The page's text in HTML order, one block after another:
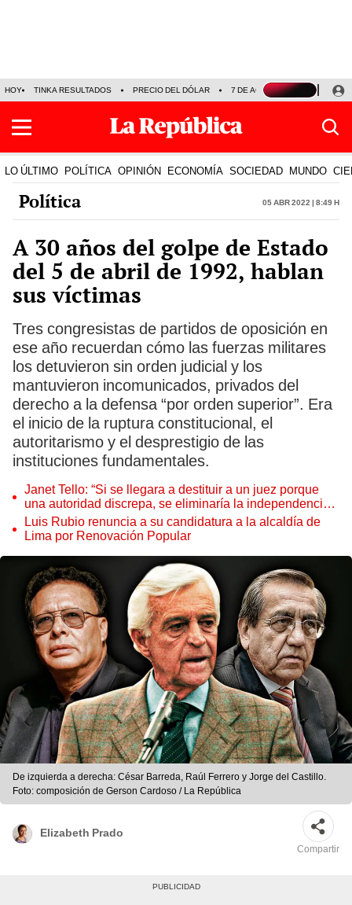
HOY TINKA RESULTADOS PRECIO DEL DÓLAR 7 DE AGOSTO OLLANTA
LO ÚLTIMO POLÍTICA OPINIÓN ECONOMÍA SOCIEDAD MUNDO
Política 05 Abr 2022 | 8:49 h
A 30 años del golpe de Estado
del 5 de abril de 1992, hablan
sus víctimas
Tres congresistas de partidos de oposición en
ese año recuerdan cómo las fuerzas militares
los detuvieron sin orden judicial y los
mantuvieron incomunicados, privados del
derecho a la defensa “por orden superior”. Era
el inicio de la ruptura constitucional, el
autoritarismo y el desprestigio de las
instituciones fundamentales.
Janet Tello: “Si se llegara a destituir a un juez porque
una autoridad discrepa, se eliminaría la independencia
judicial”
Luis Rubio renuncia a su candidatura a la alcaldía de
Lima por Renovación Popular
De izquierda a derecha: César Barreda, Raúl Ferrero y Jorge del Castillo.
Foto: composición de Gerson Cardoso / La República
Elizabeth Prado
Compartir